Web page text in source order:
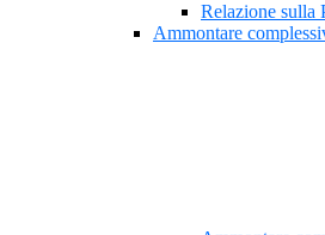
Relazione sulla
Ammontare